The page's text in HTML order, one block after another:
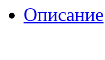
Описание